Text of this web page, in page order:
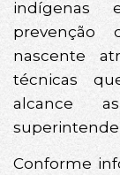
indígenas
nascente
técnicas
alcance
Conforme